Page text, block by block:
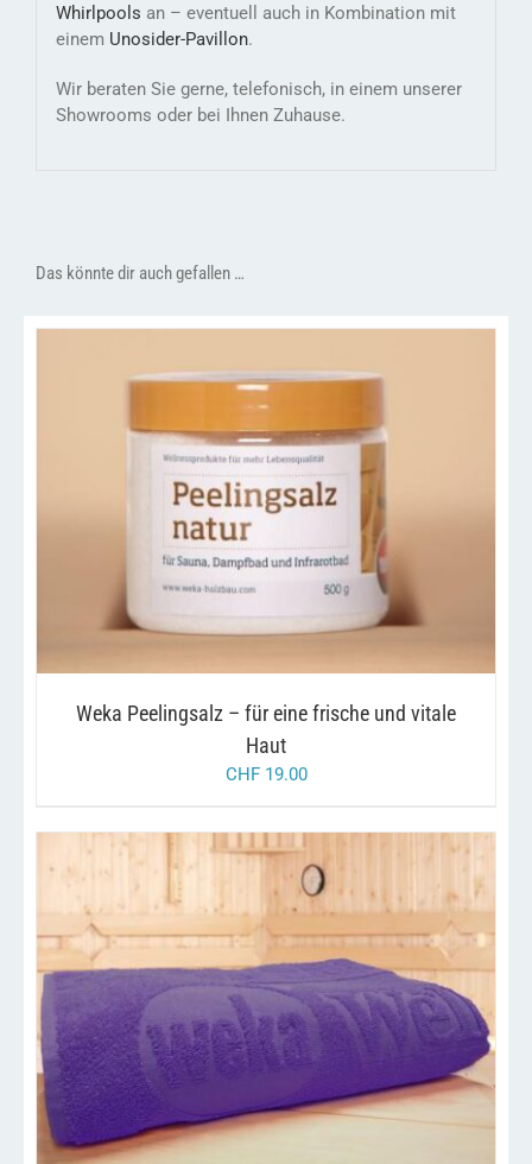
Whirlpools an – eventuell auch in Kombination mit
einem Unosider-Pavillon.
Wir beraten Sie gerne, telefonisch, in einem unserer
Showrooms oder bei Ihnen Zuhause.
Das könnte dir auch gefallen …
IN DEN WARENKORB / DETAILS
Weka Peelingsalz – für eine frische und vitale
Haut
CHF19.00
IN DEN WARENKORB DETAILS